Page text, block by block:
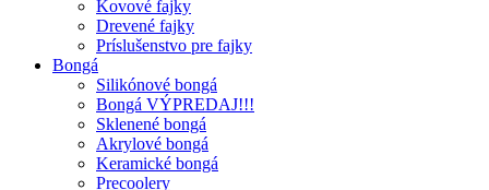
Kovové fajky
Drevené fajky
Príslušenstvo pre fajky
Bongá
Silikónové bongá
Bongá VÝPREDAJ!!!
Sklenené bongá
Akrylové bongá
Keramické bongá
Precoolery